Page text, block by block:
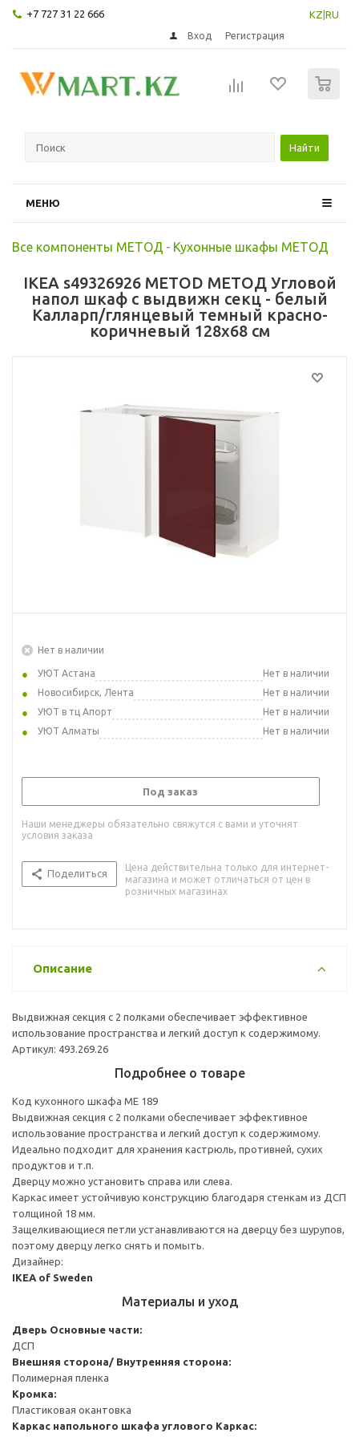
+7 727 31 22 666 KZ RU
Вход Регистрация
Найти
МЕНЮ
Все компоненты МЕТОД - Кухонные шкафы МЕТОД
IKEA s49326926 METOD МЕТОД Угловой
напол шкаф с выдвижн секц - белый
Калларп/глянцевый темный красно-
коричневый 128x68 см
Нет в наличии
УЮТ Астана
Нет в наличии
Новосибирск, Лента
Нет в наличии
УЮТ в тц Апорт
Нет в наличии
УЮТ Алматы
Нет в наличии
Под заказ
Наши менеджеры обязательно свяжутся с вами и уточнят
условия заказа
Поделиться
Цена действительна только для интернет-
магазина и может отличаться от цен в
розничных магазинах
Описание
Выдвижная секция с 2 полками обеспечивает эффективное
использование пространства и легкий доступ к содержимому.
Артикул: 493.269.26
Подробнее о товаре
Код кухонного шкафа ME 189
Выдвижная секция с 2 полками обеспечивает эффективное
использование пространства и легкий доступ к содержимому.
Идеально подходит для хранения кастрюль, противней, сухих
продуктов и т.п.
Дверцу можно установить справа или слева.
Каркас имеет устойчивую конструкцию благодаря стенкам из ДСП
толщиной 18 мм.
Защелкивающиеся петли устанавливаются на дверцу без шурупов,
поэтому дверцу легко снять и помыть.
Дизайнер:
IKEA of Sweden
Материалы и уход
Дверь Основные части:
ДСП
Внешняя сторона/ Внутренняя сторона:
Полимерная пленка
Кромка:
Пластиковая окантовка
Каркас напольного шкафа углового Каркас: